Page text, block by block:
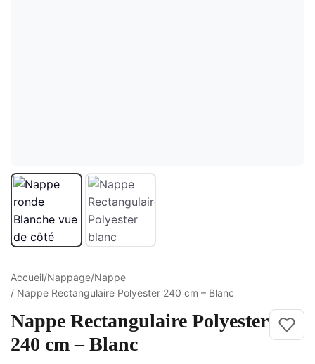
Accueil/Nappage/Nappe
/ Nappe Rectangulaire Polyester 240 cm – Blanc
Nappe Rectangulaire Polyester
240 cm – Blanc